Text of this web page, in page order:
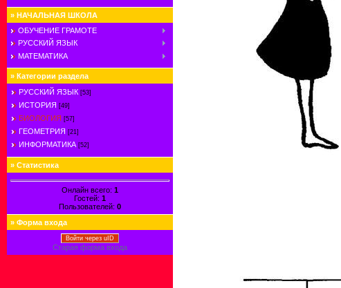
» НАЧАЛЬНАЯ ШКОЛА
ОБУЧЕНИЕ ГРАМОТЕ
РУССКИЙ ЯЗЫК
МАТЕМАТИКА
» Категории раздела
РУССКИЙ ЯЗЫК [53]
ИСТОРИЯ [49]
БИОЛОГИЯ [57]
ГЕОМЕТРИЯ [21]
ИНФОРМАТИКА [52]
» Статистика
Онлайн всего: 1
Гостей: 1
Пользователей: 0
» Форма входа
Войти через uID
Старая форма входа